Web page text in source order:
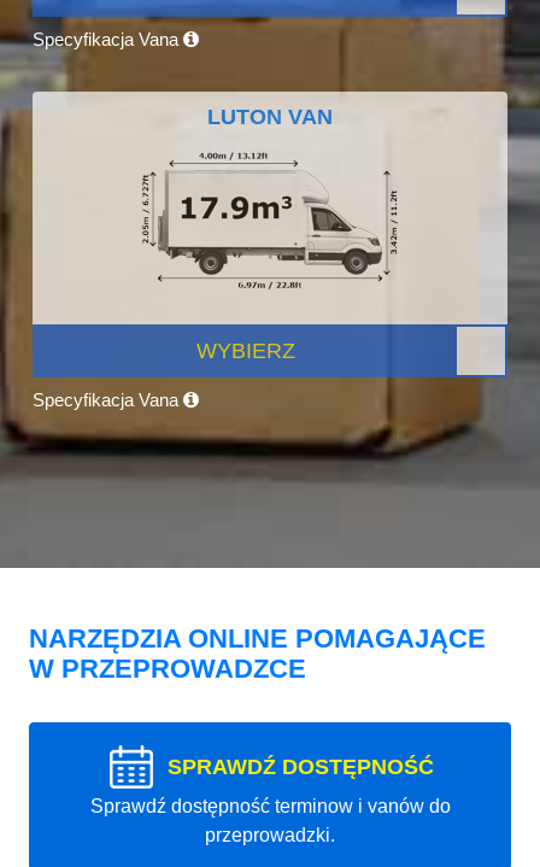
Specyfikacja Vana
LUTON VAN
WYBIERZ
Specyfikacja Vana
NARZĘDZIA ONLINE POMAGAJĄCE
W PRZEPROWADZCE
SPRAWDŹ DOSTĘPNOŚĆ
Sprawdź dostępność terminow i vanów do
przeprowadzki.